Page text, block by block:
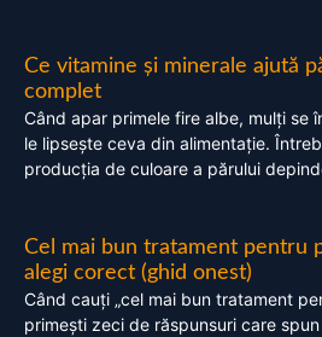
Ce vitamine și minerale ajută
complet
Când apar primele fire albe, mulți se
le lipsește ceva din alimentație.
producția de culoare a părului
Cel mai bun tratament pentru
alegi corect (ghid onest)
Când cauți „cel mai bun tratament
primești zeci de răspunsuri care